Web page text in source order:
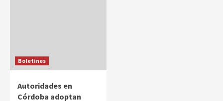
Boletines
Autoridades en
Córdoba adoptan